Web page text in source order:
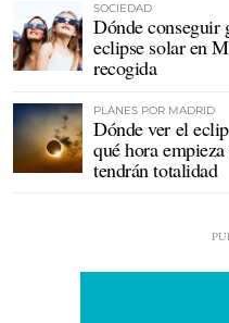
SOCIEDAD
Dónde conseguir
eclipse solar en
recogida
PLANES POR MADRID
Dónde ver el
qué hora
tendrán totalidad